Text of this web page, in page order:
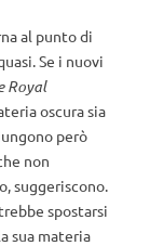
al punto di
Se i nuovi
Royal
oscura sia
però
non
suggeriscono.
spostarsi
sua materia